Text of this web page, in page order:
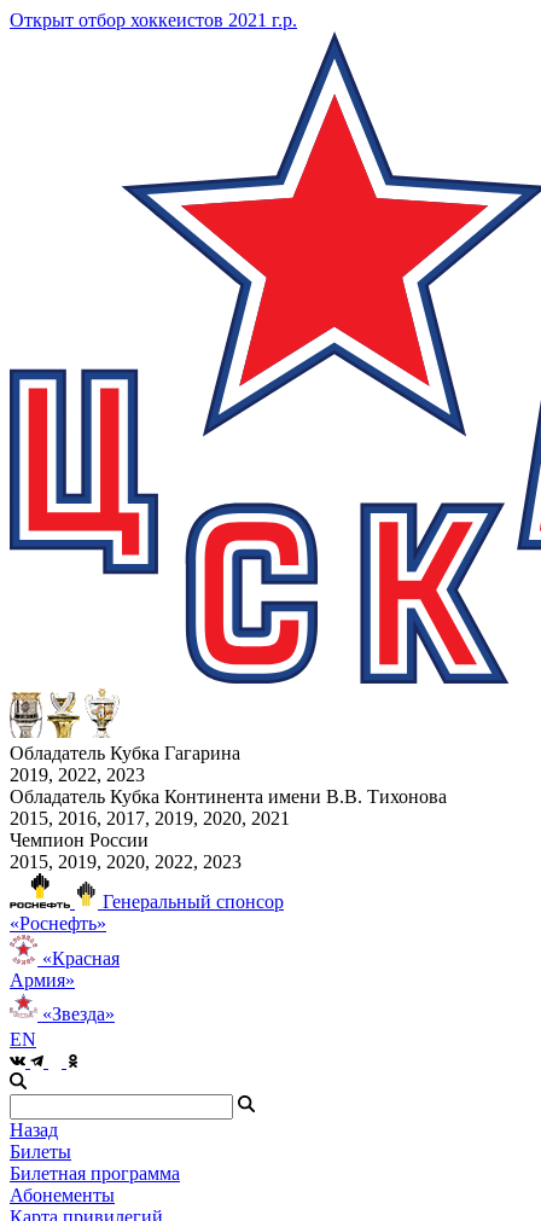
Открыт отбор хоккеистов 2021 г.р.
Обладатель Кубка Гагарина
2019, 2022, 2023
Обладатель Кубка Континента имени В.В. Тихонова
2015, 2016, 2017, 2019, 2020, 2021
Чемпион России
2015, 2019, 2020, 2022, 2023
Генеральный спонсор
«Роснефть»
«Красная
Армия»
«Звезда»
EN
Назад
Билеты
Билетная программа
Абонементы
Карта привилегий